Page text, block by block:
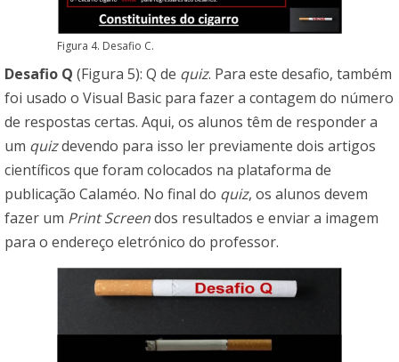
Figura 4. Desafio C.
Desafio Q (Figura 5): Q de quiz. Para este desafio, também
foi usado o Visual Basic para fazer a contagem do número
de respostas certas. Aqui, os alunos têm de responder a
um quizdevendo para isso ler previamente dois artigos
científicos que foram colocados na plataforma de
publicação Calaméo. No final do quiz, os alunos devem
fazer um Print Screendos resultados e enviar a imagem
para o endereço eletrónico do professor.